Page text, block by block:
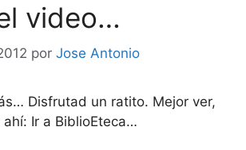
video…
por Jose Antonio
Disfrutad un ratito. Mejor ver,
Ir a BiblioEteca…